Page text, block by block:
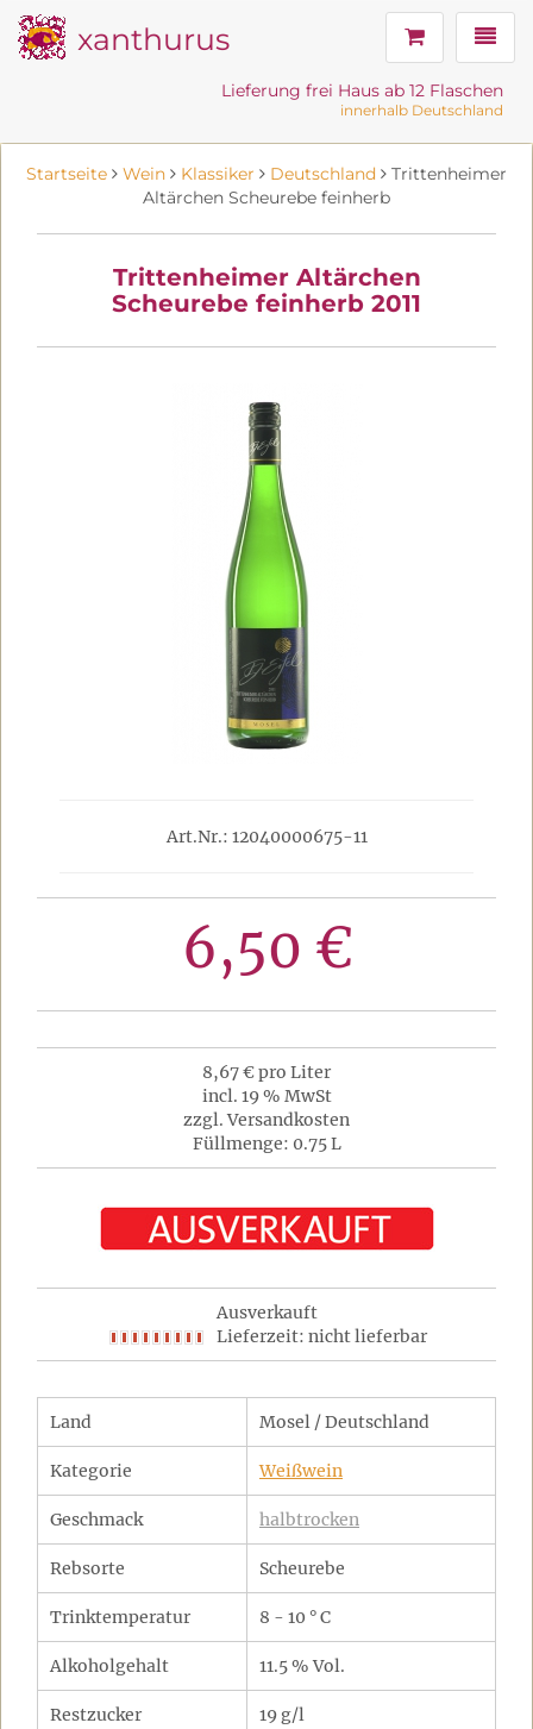
xanthurus
Lieferung frei Haus ab 12 Flaschen
innerhalb Deutschland
Startseite Wein Klassiker Deutschland
Trittenheimer
Altärchen Scheurebe feinherb
Trittenheimer Altärchen
Scheurebe feinherb 2011
Art.Nr.: 12040000675-11
6,50 €
8,67 € pro Liter
incl. 19 % MwSt
zzgl. Versandkosten
Füllmenge: 0.75 L
Ausverkauft
Lieferzeit: nicht lieferbar
Land Mosel / Deutschland
Kategorie Weißwein
Geschmack halbtrocken
Rebsorte Scheurebe
Trinktemperatur 8 - 10 ° C
Alkoholgehalt 11.5 % Vol.
Restzucker 19 g/l